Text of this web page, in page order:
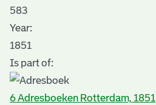
583
Year:
1851
Is part of:
6 Adresboeken Rotterdam, 1851